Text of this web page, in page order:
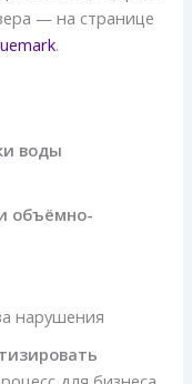
— на странице
.
воды
объёмно-
нарушения